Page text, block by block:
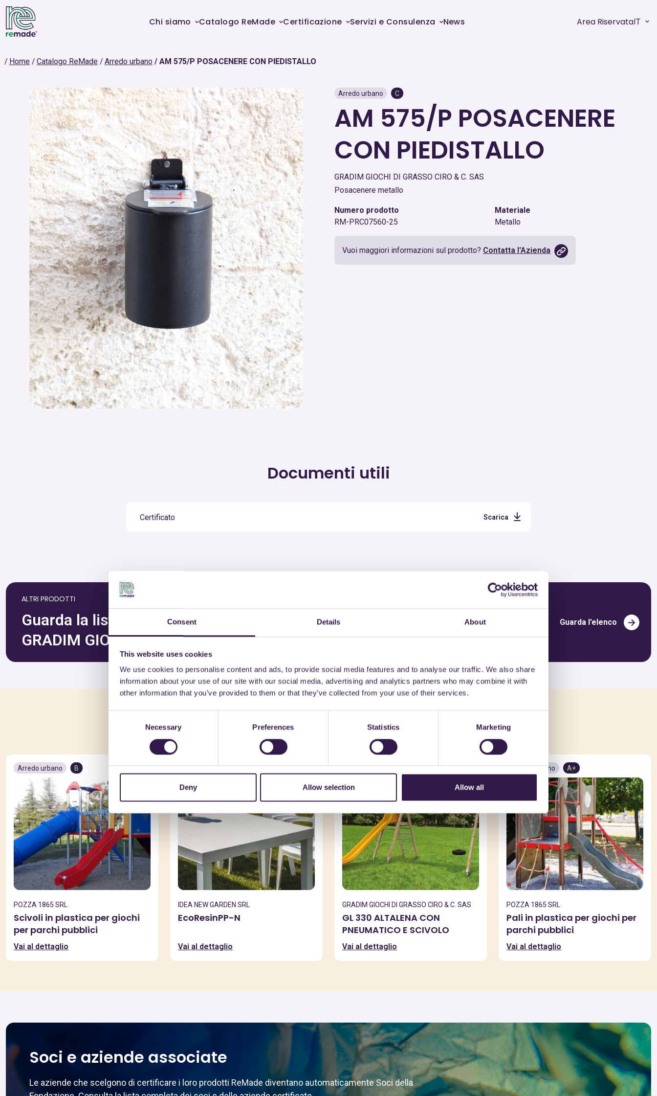
Consent Details About
This website uses cookies
We use cookies to personalise content and ads, to provide social media features and to analyse our traffic. We also share
information about your use of our site with our social media, advertising and analytics partners who may combine it with
other information that you’ve provided to them or that they’ve collected from your use of their services.
Necessary Preferences Statistics Marketing
Deny Allow selection Allow all
Chi siamo Catalogo ReMade Certificazione Servizi e Consulenza News Area RiservataIT
Home Catalogo ReMade Arredo urbano AM 575/P POSACENERE CON PIEDISTALLO
Arredo urbano C
AM 575/P POSACENERE
CON PIEDISTALLO
GRADIM GIOCHI DI GRASSO CIRO & C. SAS
Posacenere metallo
Numero prodotto
RM-PRC07560-25
Materiale
Metallo
Vuoi maggiori informazioni sul prodotto? Contatta l'Azienda
Documenti utili
Certificato Scarica
ALTRI PRODOTTI
Guarda la lista completa dei prodotti certificati di
GRADIM GIOCHI DI GRASSO CIRO & C. SAS
Guarda l’elenco
Potrebbe interessarti anche
Arredo urbano B
POZZA 1865 SRL
Scivoli in plastica per giochi
per parchi pubblici
Vai al dettaglio
Arredo urbano A+
IDEA NEW GARDEN SRL
EcoResinPP-N
Vai al dettaglio
Arredo urbano C
GRADIM GIOCHI DI GRASSO CIRO & C. SAS
GL 330 ALTALENA CON
PNEUMATICO E SCIVOLO
Vai al dettaglio
Arredo urbano A+
POZZA 1865 SRL
Pali in plastica per giochi per
parchi pubblici
Vai al dettaglio
Soci e aziende associate
Le aziende che scelgono di certificare i loro prodotti ReMade diventano automaticamente Soci della